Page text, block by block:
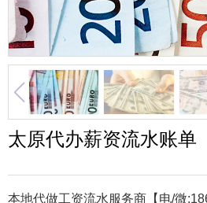
太原代办薪资流水账单
本地代做工资流水服务商【电/微